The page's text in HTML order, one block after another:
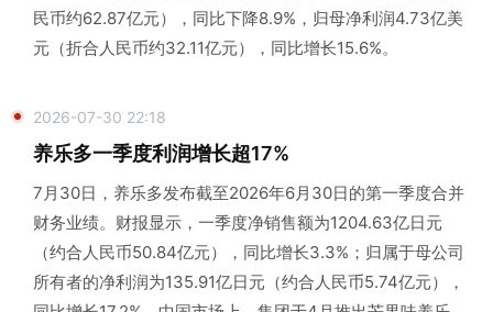
民币约62.87亿元），同比下降8.9%，归母净利润4.73亿美
元（折合人民币约32.11亿元），同比增长15.6%。
2026-07-30 22:18
养乐多一季度利润增长超17%
7月30日，养乐多发布截至2026年6月30日的第一季度合并
财务业绩。财报显示，一季度净销售额为1204.63亿日元
（约合人民币50.84亿元），同比增长3.3%；归属于母公司
所有者的净利润为135.91亿日元（约合人民币5.74亿元），